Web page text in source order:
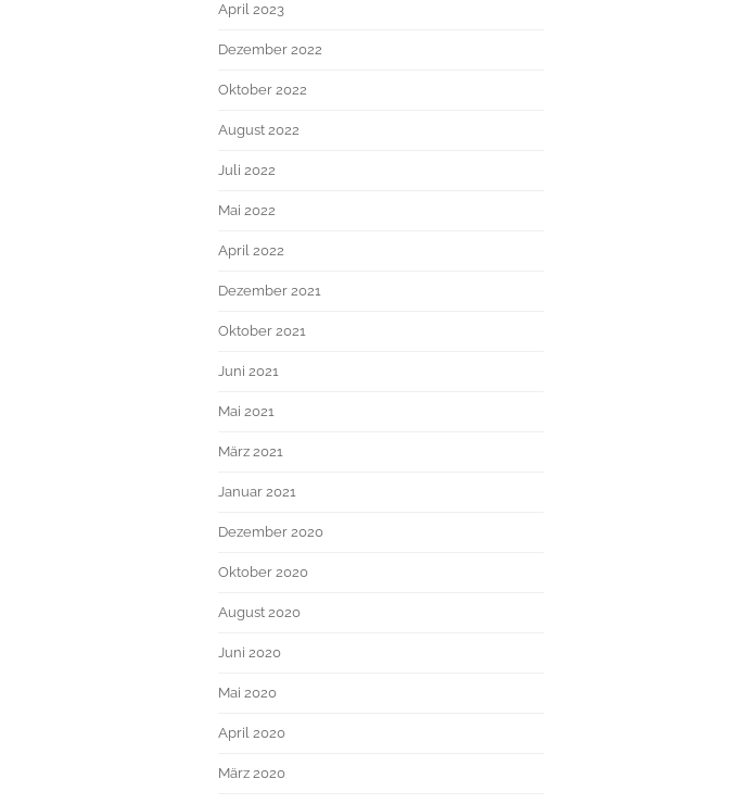
April 2023
Dezember 2022
Oktober 2022
August 2022
Juli 2022
Mai 2022
April 2022
Dezember 2021
Oktober 2021
Juni 2021
Mai 2021
März 2021
Januar 2021
Dezember 2020
Oktober 2020
August 2020
Juni 2020
Mai 2020
April 2020
März 2020